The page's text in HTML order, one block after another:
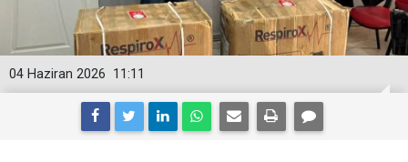
11:11
04 Haziran 2026